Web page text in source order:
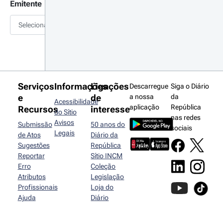
Emitente
Selecionar
Serviços
e
Recursos
Submissão
de Atos
Sugestões
Reportar
Erro
Atributos
Profissionais
Ajuda
Informações
Acessibilidade
do Sítio
Avisos
Legais
Ligações
de
interesse
50 anos do
Diário da
República
Sítio INCM
Coleção
Legislação
Loja do
Diário
Descarregue
a nossa
aplicação
Siga o Diário
da
República
nas redes
sociais